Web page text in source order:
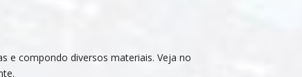
e compondo diversos materiais. Veja no